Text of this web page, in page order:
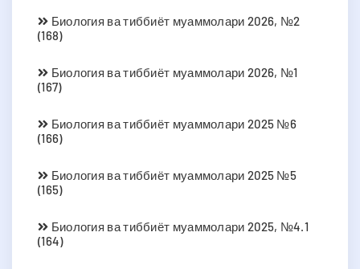
Биология ва тиббиёт муаммолари 2026, №2
(168)
Биология ва тиббиёт муаммолари 2026, №1
(167)
Биология ва тиббиёт муаммолари 2025 №6
(166)
Биология ва тиббиёт муаммолари 2025 №5
(165)
Биология ва тиббиёт муаммолари 2025, №4.1
(164)